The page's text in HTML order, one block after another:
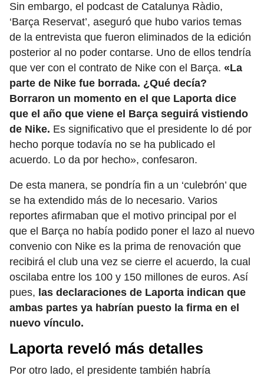
Sin embargo, el podcast de Catalunya Ràdio,
‘Barça Reservat’, aseguró que hubo varios temas
de la entrevista que fueron eliminados de la edición
posterior al no poder contarse. Uno de ellos tendría
que ver con el contrato de Nike con el Barça. «La
parte de Nike fue borrada. ¿Qué decía?
Borraron un momento en el que Laporta dice
que el año que viene el Barça seguirá vistiendo
de Nike. Es significativo que el presidente lo dé por
hecho porque todavía no se ha publicado el
acuerdo. Lo da por hecho», confesaron.
De esta manera, se pondría fin a un ‘culebrón’ que
se ha extendido más de lo necesario. Varios
reportes afirmaban que el motivo principal por el
que el Barça no había podido poner el lazo al nuevo
convenio con Nike es la prima de renovación que
recibirá el club una vez se cierre el acuerdo, la cual
oscilaba entre los 100 y 150 millones de euros. Así
pues, las declaraciones de Laporta indican que
ambas partes ya habrían puesto la firma en el
nuevo vínculo.
Laporta reveló más detalles
Por otro lado, el presidente también habría